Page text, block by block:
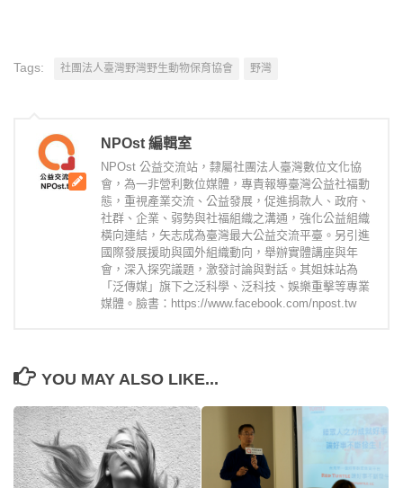
Tags: 社團法人臺灣野灣野生動物保育協會 野灣
NPOst 編輯室
NPOst 公益交流站，隸屬社團法人臺灣數位文化協
會，為一非營利數位媒體，專責報導臺灣公益社福動
態，重視產業交流、公益發展，促進捐款人、政府、
社群、企業、弱勢與社福組織之溝通，強化公益組織
橫向連結，矢志成為臺灣最大公益交流平臺。另引進
國際發展援助與國外組織動向，舉辦實體講座與年
會，深入探究議題，激發討論與對話。其姐妹站為
「泛傳媒」旗下之泛科學、泛科技、娛樂重擊等專業
媒體。臉書：https://www.facebook.com/npost.tw
YOU MAY ALSO LIKE...